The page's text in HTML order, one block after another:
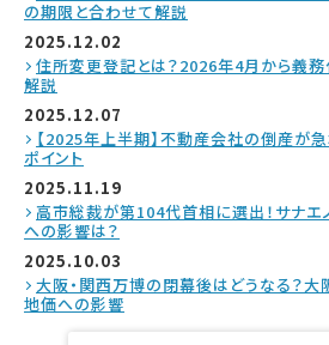
の期限と合わせて解説
2025.12.02
住所変更登記とは？2026年4月から義
解説
2025.12.07
【2025年上半期】不動産会社の倒産が
ポイント
2025.11.19
高市総裁が第104代首相に選出！サナエ
への影響は？
2025.10.03
大阪・関西万博の閉幕後はどうなる？
地価への影響